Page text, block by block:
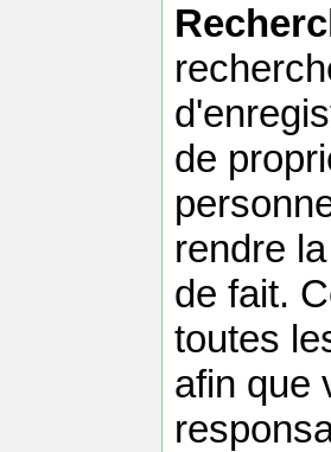
de
rendre
de fait.
toutes
afin que